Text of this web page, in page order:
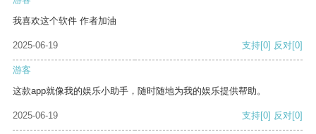
我喜欢这个软件 作者加油
2025-06-19 支持[0] 反对[0]
游客
这款app就像我的娱乐小助手，随时随地为我的娱乐提供帮助。
2025-06-19 支持[0] 反对[0]